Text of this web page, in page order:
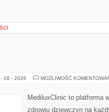
18 - 2026 MOŻLIWOŚĆ
MediluxClinic to platforma
zdrowiu dziewczyn na